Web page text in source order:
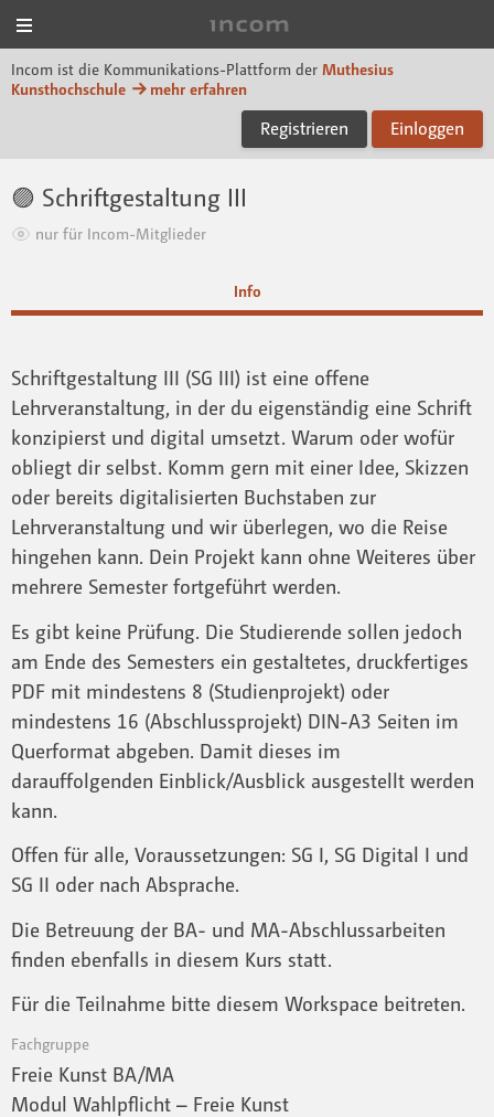
Incom ist die Kommunikations-Plattform der Muthesius
Kunsthochschule
mehr erfahren
Registrieren Einloggen
🟣 Schriftgestaltung III
nur für Incom-Mitglieder
Info
Schriftgestaltung III (SG III) ist eine offene
Lehrveranstaltung, in der du eigenständig eine Schrift
konzipierst und digital umsetzt. Warum oder wofür
obliegt dir selbst. Komm gern mit einer Idee, Skizzen
oder bereits digitalisierten Buchstaben zur
Lehrveranstaltung und wir überlegen, wo die Reise
hingehen kann. Dein Projekt kann ohne Weiteres über
mehrere Semester fortgeführt werden.
Es gibt keine Prüfung. Die Studierende sollen jedoch
am Ende des Semesters ein gestaltetes, druckfertiges
PDF mit mindestens 8 (Studienprojekt) oder
mindestens 16 (Abschlussprojekt) DIN-A3 Seiten im
Querformat abgeben. Damit dieses im
darauffolgenden Einblick/Ausblick ausgestellt werden
kann.
Offen für alle, Voraussetzungen: SG I, SG Digital I und
SG II oder nach Absprache.
Die Betreuung der BA- und MA-Abschlussarbeiten
finden ebenfalls in diesem Kurs statt.
Für die Teilnahme bitte diesem Workspace beitreten.
Fachgruppe
Freie Kunst BA/MA
Modul Wahlpflicht – Freie Kunst